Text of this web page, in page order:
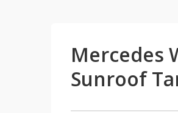
Mercedes
Sunroof